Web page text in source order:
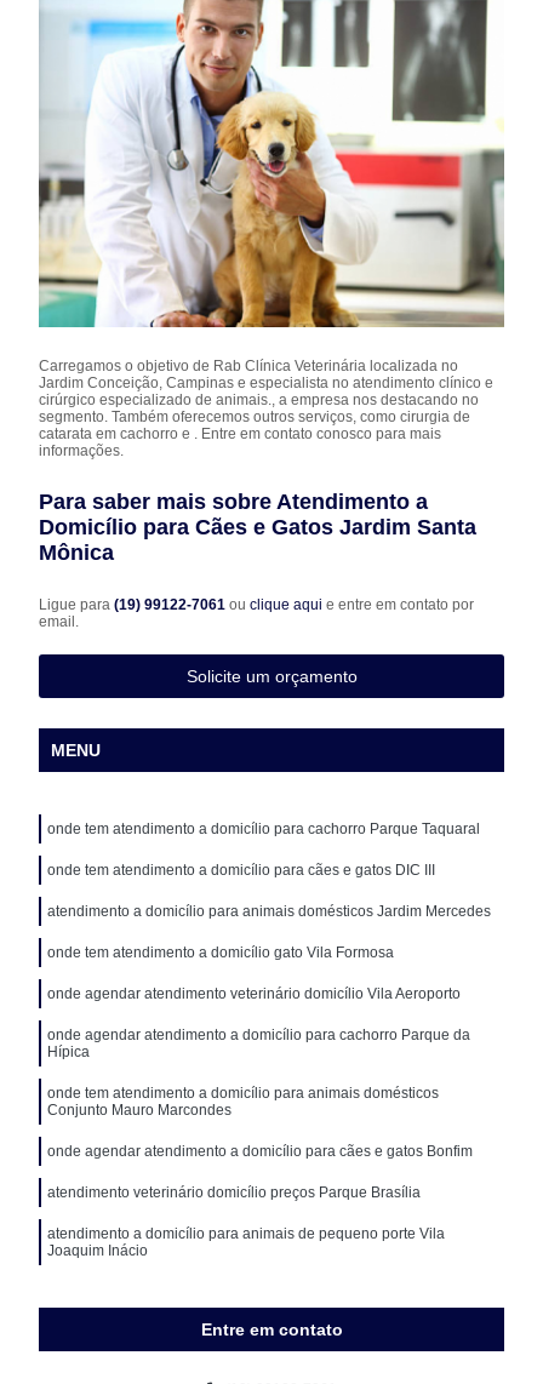
Carregamos o objetivo de Rab Clínica Veterinária localizada no
Jardim Conceição, Campinas e especialista no atendimento clínico e
cirúrgico especializado de animais., a empresa nos destacando no
segmento. Também oferecemos outros serviços, como cirurgia de
catarata em cachorro e . Entre em contato conosco para mais
informações.
Para saber mais sobre Atendimento a
Domicílio para Cães e Gatos Jardim Santa
Mônica
Ligue para(19) 99122-7061ouclique aqui e entre em contato por
email.
Solicite um orçamento
MENU
onde tem atendimento a domicílio para cachorro Parque Taquaral
onde tem atendimento a domicílio para cães e gatos DIC III
atendimento a domicílio para animais domésticos Jardim Mercedes
onde tem atendimento a domicílio gato Vila Formosa
onde agendar atendimento veterinário domicílio Vila Aeroporto
onde agendar atendimento a domicílio para cachorro Parque da
Hípica
onde tem atendimento a domicílio para animais domésticos
Conjunto Mauro Marcondes
onde agendar atendimento a domicílio para cães e gatos Bonfim
atendimento veterinário domicílio preços Parque Brasília
atendimento a domicílio para animais de pequeno porte Vila
Joaquim Inácio
Entre em contato